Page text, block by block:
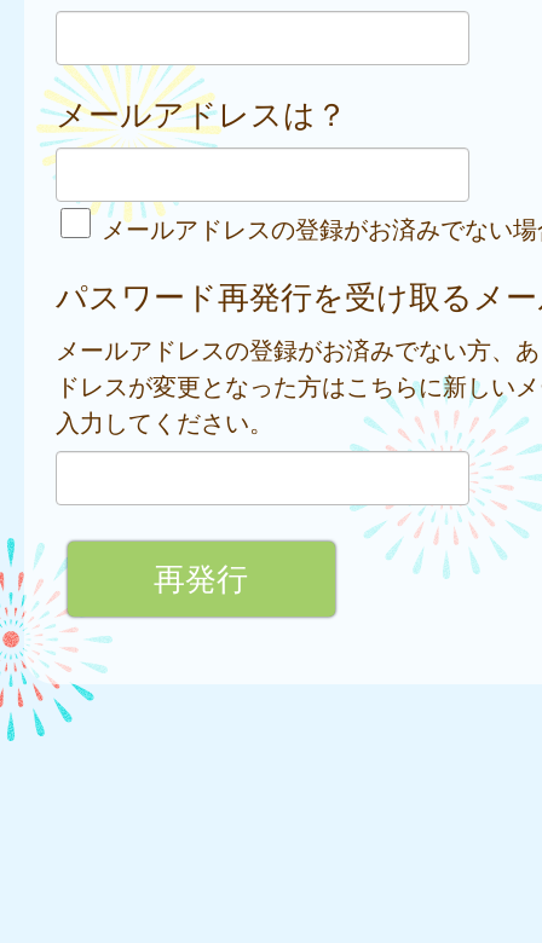
メールアドレスは？
メールアドレスの登録がお済みでない
パスワード再発行を受け取るメ
メールアドレスの登録がお済みでない方、
ドレスが変更となった方はこちらに新しい
入力してください。